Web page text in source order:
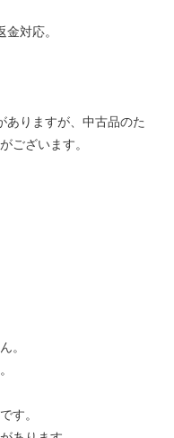
対応。
ありますが、中古品のた
ございます。
。
す。